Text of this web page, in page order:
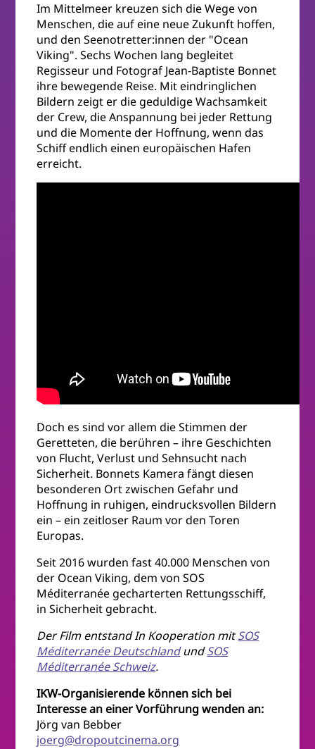
Im Mittelmeer kreuzen sich die Wege von
Menschen, die auf eine neue Zukunft hoffen,
und den Seenotretter:innen der "Ocean
Viking". Sechs Wochen lang begleitet
Regisseur und Fotograf Jean-Baptiste Bonnet
ihre bewegende Reise. Mit eindringlichen
Bildern zeigt er die geduldige Wachsamkeit
der Crew, die Anspannung bei jeder Rettung
und die Momente der Hoffnung, wenn das
Schiff endlich einen europäischen Hafen
erreicht.
Doch es sind vor allem die Stimmen der
Geretteten, die berühren – ihre Geschichten
von Flucht, Verlust und Sehnsucht nach
Sicherheit. Bonnets Kamera fängt diesen
besonderen Ort zwischen Gefahr und
Hoffnung in ruhigen, eindrucksvollen Bildern
ein – ein zeitloser Raum vor den Toren
Europas.
Seit 2016 wurden fast 40.000 Menschen von
der Ocean Viking, dem von SOS
Méditerranée gecharterten Rettungsschiff,
in Sicherheit gebracht.
Der Film entstand In Kooperation mitSOS
Méditerranée DeutschlandundSOS
Méditerranée Schweiz.
IKW-Organisierende können sich bei
Interesse an einer Vorführung wenden an:
Jörg van Bebber
joerg@dropoutcinema.org